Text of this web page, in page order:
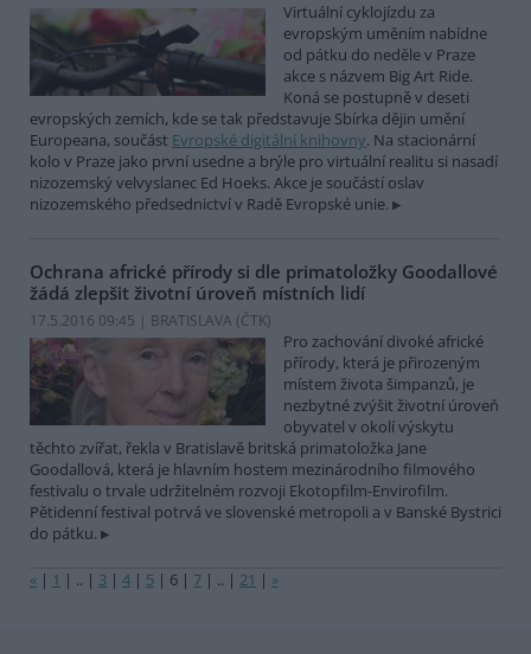
Virtuální cyklojízdu za
evropským uměním nabídne
od pátku do neděle v Praze
akce s názvem Big Art Ride.
Koná se postupně v deseti
evropských zemích, kde se tak představuje Sbírka dějin umění
Europeana, součást Evropské digitální knihovny. Na stacionární
kolo v Praze jako první usedne a brýle pro virtuální realitu si nasadí
nizozemský velvyslanec Ed Hoeks. Akce je součástí oslav
nizozemského předsednictví v Radě Evropské unie.
Ochrana africké přírody si dle primatoložky Goodallové
žádá zlepšit životní úroveň místních lidí
17.5.2016 09:45 | BRATISLAVA (ČTK)
Pro zachování divoké africké
přírody, která je přirozeným
místem života šimpanzů, je
nezbytné zvýšit životní úroveň
obyvatel v okolí výskytu
těchto zvířat, řekla v Bratislavě britská primatoložka Jane
Goodallová, která je hlavním hostem mezinárodního filmového
festivalu o trvale udržitelném rozvoji Ekotopfilm-Envirofilm.
Pětidenní festival potrvá ve slovenské metropoli a v Banské Bystrici
do pátku.
« | 1 | .. | 3 | 4 | 5 | 6 | 7 | .. | 21 | »